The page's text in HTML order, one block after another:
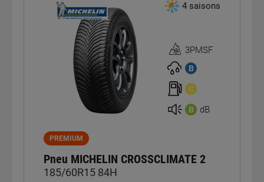
4 saisons
Homologation
3PMSF
3PMSF
B
C
B dB
PREMIUM
Pneu MICHELIN CROSSCLIMATE 2
185/60R15 84H